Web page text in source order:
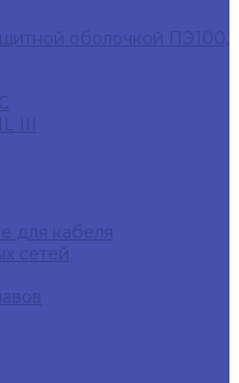
оболочкой ПЭ100,
III
для кабеля
сетей